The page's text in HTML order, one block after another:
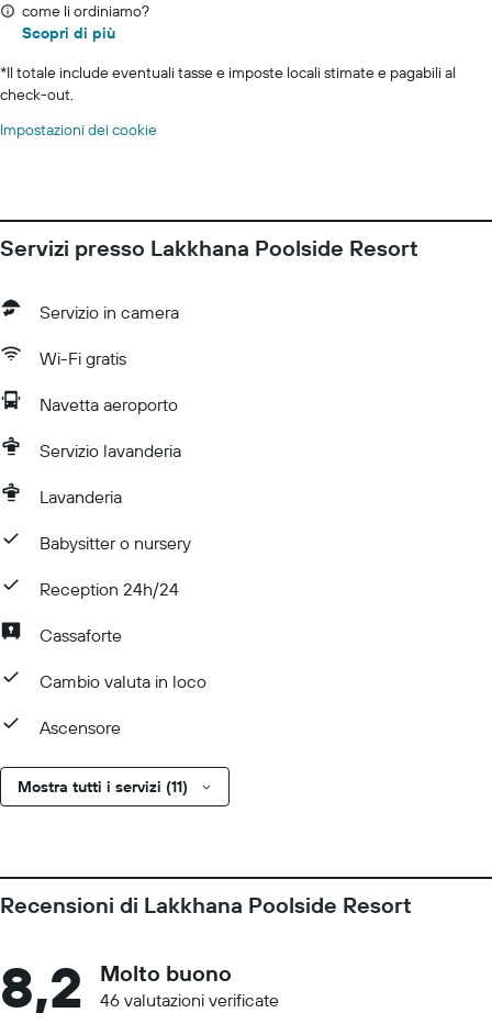
come li ordiniamo?
Scopri di più
*Il totale include eventuali tasse e imposte locali stimate e pagabili al
check-out.
Impostazioni dei cookie
Servizi presso Lakkhana Poolside Resort
Servizio in camera
Wi-Fi gratis
Navetta aeroporto
Servizio lavanderia
Lavanderia
Babysitter o nursery
Reception 24h/24
Cassaforte
Cambio valuta in loco
Ascensore
Mostra tutti i servizi (11)
Recensioni di Lakkhana Poolside Resort
8,2 Molto buono
46 valutazioni verificate